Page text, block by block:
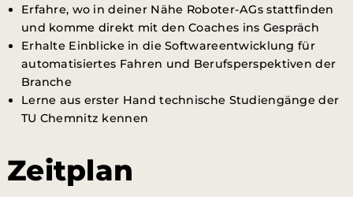
Erfahre, wo in deiner Nähe Roboter-AGs stattfinden
und komme direkt mit den Coaches ins Gespräch
Erhalte Einblicke in die Softwareentwicklung für
automatisiertes Fahren und Berufsperspektiven der
Branche
Lerne aus erster Hand technische Studiengänge der
TU Chemnitz kennen
Zeitplan